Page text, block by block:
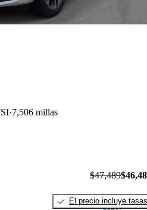
7,506 millas
$47,489
El precio incluye tasas